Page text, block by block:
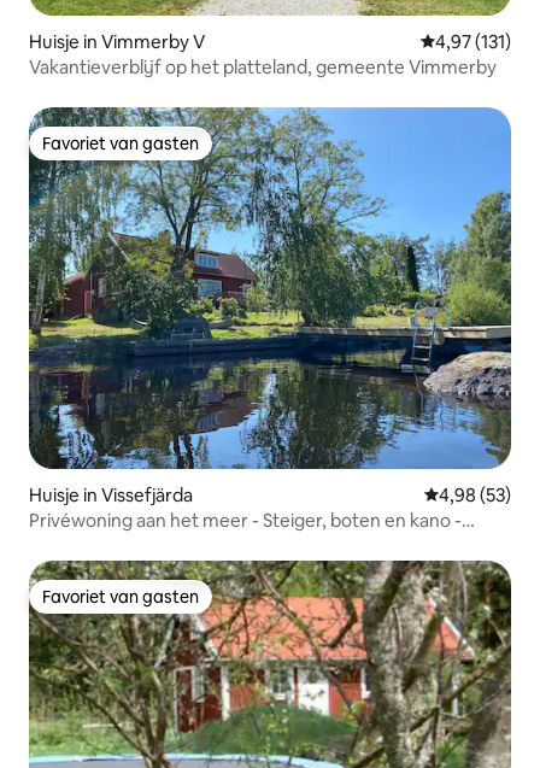
Huisje in Vimmerby V Gemiddelde
4,97 (131)
Vakantieverblijf op het platteland, gemeente Vimmerby
Favoriet van gasten
Favoriet van gasten
Huisje in Vissefjärda Gemiddelde
4,98 (53)
Privéwoning aan het meer - Steiger, boten en kano -
Favoriet van gasten
Favoriet van gasten